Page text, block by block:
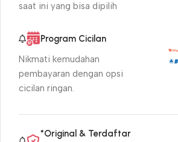
saat ini yang bisa dipilih
Program Cicilan
Nikmati kemudahan
pembayaran dengan opsi
cicilan ringan.
*Original & Terdaftar